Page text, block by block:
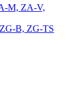
M, ZA-V,
B, ZG-TS